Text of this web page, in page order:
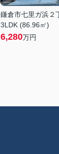
鎌倉市七里ガ浜２
3LDK (86.96㎡)
6,280万円